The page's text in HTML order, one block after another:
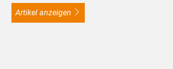
Artikel anzeigen